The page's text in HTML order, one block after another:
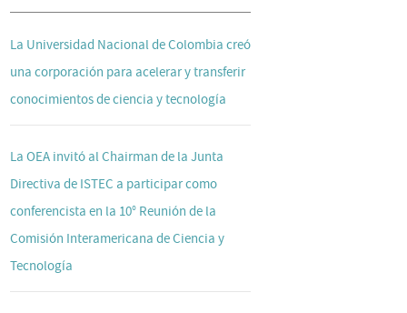
La Universidad Nacional de Colombia creó
una corporación para acelerar y transferir
conocimientos de ciencia y tecnología
La OEA invitó al Chairman de la Junta
Directiva de ISTEC a participar como
conferencista en la 10° Reunión de la
Comisión Interamericana de Ciencia y
Tecnología